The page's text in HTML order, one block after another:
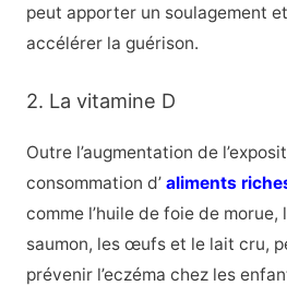
peut apporter un soulagement
accélérer la guérison.
2. La vitamine D
Outre l’augmentation de
consommation d’ aliments
comme l’huile de foie de morue,
saumon, les œufs et le lait cru,
prévenir l’eczéma chez les